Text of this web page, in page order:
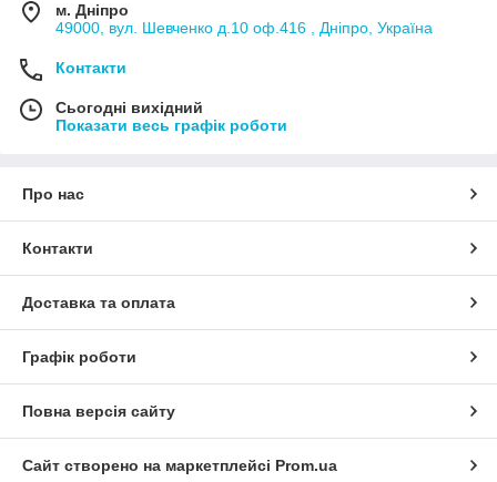
м. Дніпро
49000, вул. Шевченко д.10 оф.416 , Дніпро, Україна
Контакти
Сьогодні вихідний
Показати весь графік роботи
Про нас
Контакти
Доставка та оплата
Графік роботи
Повна версія сайту
Сайт створено на маркетплейсі Prom.ua